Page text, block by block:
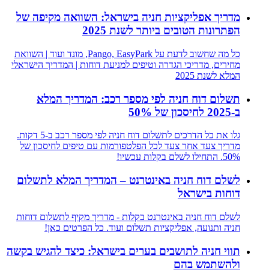
מדריך אפליקציות חניה בישראל: השוואה מקיפה של
הפתרונות הטובים ביותר לשנת 2025
כל מה שחשוב לדעת על Pango, EasyPark, מונד ועוד | השוואת
מחירים, מדריכי הגדרה וטיפים למניעת דוחות | המדריך הישראלי
המלא לשנת 2025
תשלום דוח חניה לפי מספר רכב: המדריך המלא
ב-2025 לחיסכון של 50%
גלו את כל הדרכים לתשלום דוח חניה לפי מספר רכב ב-5 דקות.
מדריך צעד אחר צעד לכל הפלטפורמות עם טיפים לחיסכון של
50%. התחילו לשלם בקלות עכשיו!
לשלם דוח חניה באינטרנט – המדריך המלא לתשלום
דוחות בישראל
לשלם דוח חניה באינטרנט בקלות - מדריך מקיף לתשלום דוחות
חניה ותנועה, אפליקציות תשלום ועוד. כל הפרטים כאן!
תווי חניה לתושבים בערים בישראל: כיצד להגיש בקשה
ולהשתמש בהם